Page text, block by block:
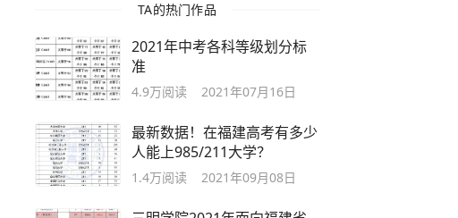
TA的热门作品
2021年中考各科等级划分标
准
4.9万阅读 2021年07月16日
最新数据！在福建高考有多少
人能上985/211大学？
1.4万阅读 2021年09月08日